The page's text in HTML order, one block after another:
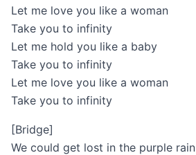
Let me love you like a woman
Take you to infinity
Let me hold you like a baby
Take you to infinity
Let me love you like a woman
Take you to infinity
[Bridge]
We could get lost in the purple rain